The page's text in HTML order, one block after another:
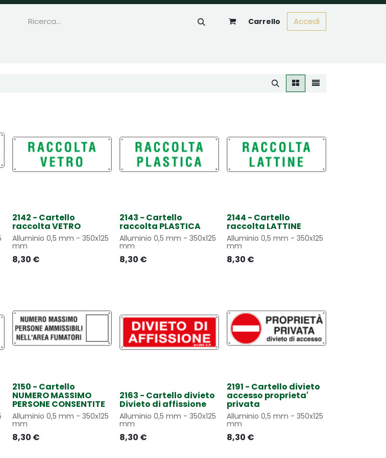
Carrello Accedi
2142 - Cartello
raccolta VETRO
Alluminio 0,5 mm - 350x125
mm
8,30 €
2143 - Cartello
raccolta PLASTICA
Alluminio 0,5 mm - 350x125
mm
8,30 €
2144 - Cartello
raccolta LATTINE
Alluminio 0,5 mm - 350x125
mm
8,30 €
2150 - Cartello
NUMERO MASSIMO
PERSONE CONSENTITE
Alluminio 0,5 mm - 350x125
mm
8,30 €
2163 - Cartello divieto
Divieto di affissione
Alluminio 0,5 mm - 350x125
mm
8,30 €
2191 - Cartello divieto
accesso proprieta'
privata
Alluminio 0,5 mm - 350x125
mm
8,30 €